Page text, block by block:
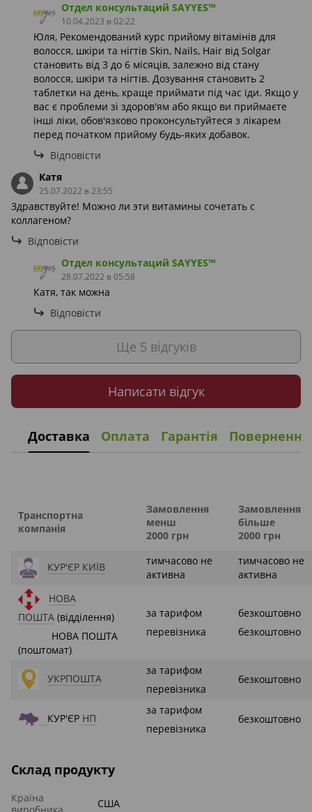
Отдел консультаций SAYYES™
10.04.2023 в 02:22
Юля, Рекомендований курс прийому вітамінів для
волосся, шкіри та нігтів Skin, Nails, Hair від Solgar
становить від 3 до 6 місяців, залежно від стану
волосся, шкіри та нігтів. Дозування становить 2
таблетки на день, краще приймати під час їди. Якщо у
вас є проблеми зі здоров'ям або якщо ви приймаєте
інші ліки, обов'язково проконсультуйтеся з лікарем
перед початком прийому будь-яких добавок.
Відповісти
Катя
25.07.2022 в 23:55
Здравствуйте! Можно ли эти витамины сочетать с
коллагеном?
Відповісти
Отдел консультаций SAYYES™
28.07.2022 в 05:58
Катя, так можна
Відповісти
Ще 5 відгуків
Написати відгук
Доставка Оплата Гарантія Повернення
Транспортна
компанія
Замовлення
менш
2000 грн
Замовлення
більше
2000 грн
КУР'ЄР КИЇВ
тимчасово не
активна
тимчасово не
активна
НОВА
ПОШТА (відділення)
НОВА ПОШТА
(поштомат)
за тарифом
перевізника
безкоштовно
безкоштовно
УКРПОШТА
за тарифом
перевізника
безкоштовно
КУР'ЄР НП
за тарифом
перевізника
безкоштовно
Склад продукту
Країна
США